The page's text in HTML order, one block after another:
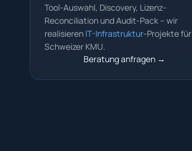
Tool-Auswahl, Discovery, Lizenz-
Reconciliation und Audit-Pack – wir
realisieren IT-Infrastruktur-Projekte für
Schweizer KMU.
Beratung anfragen →